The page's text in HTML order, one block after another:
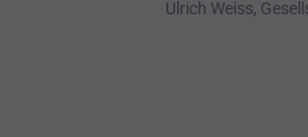
Ulrich Weiss,